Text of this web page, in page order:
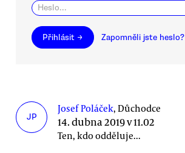
Přihlásit → Zapomněli jste heslo?
JP
Josef Poláček, Důchodce
14. dubna 2019 v 11.02
Ten, kdo odděluje...